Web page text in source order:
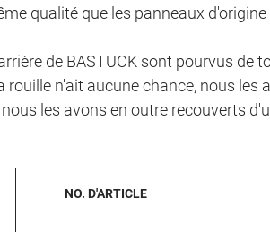
qualité que les panneaux d'origine
de BASTUCK sont pourvus de
rouille n'ait aucune chance, nous les
les avons en outre recouverts
NO. D'ARTICLE